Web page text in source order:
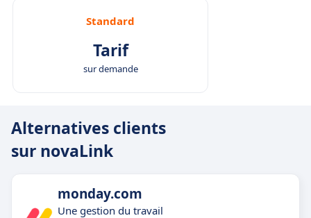
Standard
Tarif
sur demande
Alternatives clients
sur novaLink
monday.com
Une gestion du travail